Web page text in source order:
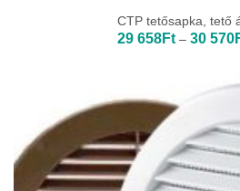
CTP tetősapka, tető
29 658Ft – 30 570